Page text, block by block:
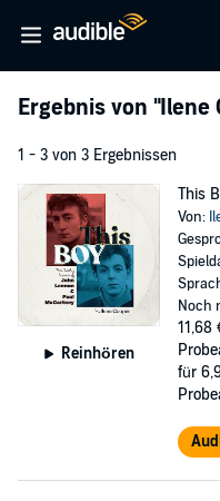
Ergebnis von "Ilene
1 - 3 von 3 Ergebnissen
Reinhören
This
Von:
Noch
11,68
für